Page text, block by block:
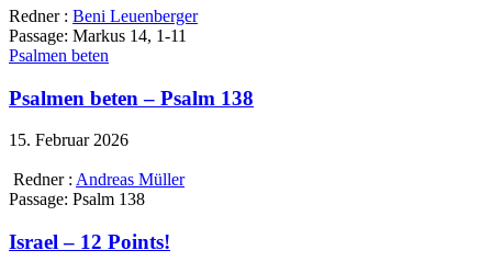
Redner : Beni Leuenberger
Passage: Markus 14, 1-11
Psalmen beten
Psalmen beten – Psalm 138
15. Februar 2026
Redner : Andreas Müller
Passage: Psalm 138
Israel – 12 Points!